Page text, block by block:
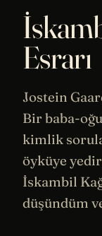
Esrarı
Jostein
Bir baba-
kimlik
öyküye
İskambil
düşündüm